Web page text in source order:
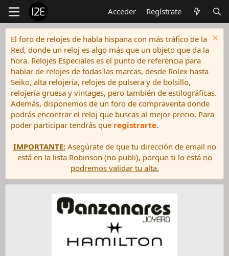
Acceder Regístrate
El foro de relojes de habla hispana con más tráfico de la
Red, donde un reloj es algo más que un objeto que da la
hora. Relojes Especiales es el punto de referencia para
hablar de relojes de todas las marcas, desde Rolex hasta
Seiko, alta relojería, relojes de pulsera y de bolsillo,
relojería gruesa y vintages, pero también de estilográficas.
Además, disponemos de un foro de compraventa donde
podrás encontrar el reloj que buscas al mejor precio. Para
poder participar tendrás que registrarte.
IMPORTANTE:Asegúrate de que tu dirección de email no
está en la lista Robinson (no publi), porque si lo está no
podremos validar tu alta.